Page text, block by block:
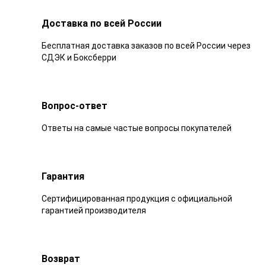
Доставка по всей России
Бесплатная доставка заказов по всей России через
СДЭК и Боксберри
Вопрос-ответ
Ответы на самые частые вопросы покупателей
Гарантия
Сертифицированная продукция с официальной
гарантией производителя
Возврат